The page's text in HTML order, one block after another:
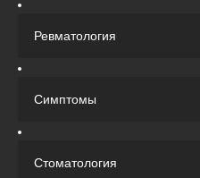
Ревматология
Симптомы
Стоматология